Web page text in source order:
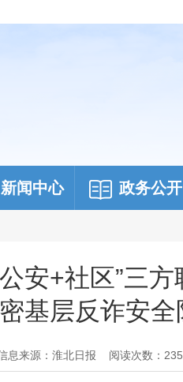
新闻中心 政务公开
安+社区”三方
基层反诈安全
息来源：淮北日报 阅读次数： 235